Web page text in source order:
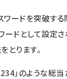
ードを突破する
ワードとして設定
とります。
」のような総